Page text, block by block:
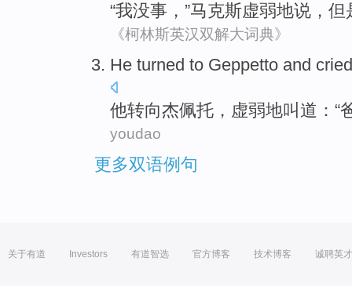
“我没事 ，”马克斯虚弱地说 ， 但
《柯林斯英汉双解大词典》
He turned to Geppetto and cried
他转向杰佩托 ， 虚弱地叫 道：“
youdao
更多双语例句
关于有道 Investors 有道智选 官方博客 技术博客 诚聘英才